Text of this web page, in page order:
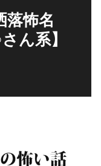
落怖名
ん系】